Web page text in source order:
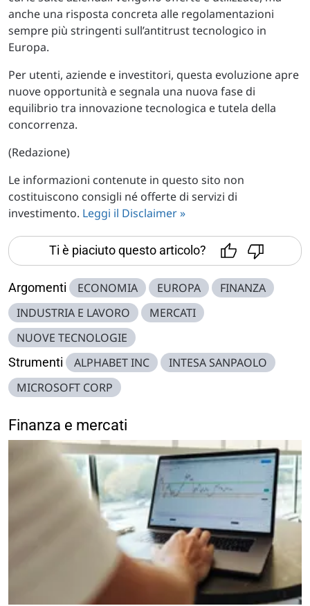
anche una risposta concreta alle regolamentazioni
sempre più stringenti sull’antitrust tecnologico in
Europa.
Per utenti, aziende e investitori, questa evoluzione apre
nuove opportunità e segnala una nuova fase di
equilibrio tra innovazione tecnologica e tutela della
concorrenza.
(Redazione)
Le informazioni contenute in questo sito non
costituiscono consigli né offerte di servizi di
investimento. Leggi il Disclaimer »
Ti è piaciuto questo articolo?
Argomenti ECONOMIA EUROPA
FINANZA
INDUSTRIA E LAVORO
MERCATI
NUOVE TECNOLOGIE
Strumenti ALPHABET INC
INTESA SANPAOLO
MICROSOFT CORP
Finanza e mercati